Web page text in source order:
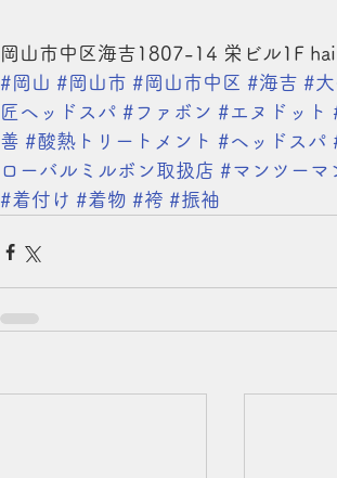
岡山市中区海吉1807-14 栄ビル1F
#岡山 #岡山市 #岡山市中区 #海吉 #
匠ヘッドスパ #ファボン #エヌドット
善 #酸熱トリートメント #ヘッドスパ
ローバルミルボン取扱店 #マンツーマ
#着付け #着物 #袴 #振袖